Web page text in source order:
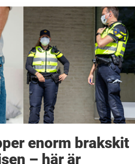
enorm brakskit
– här är